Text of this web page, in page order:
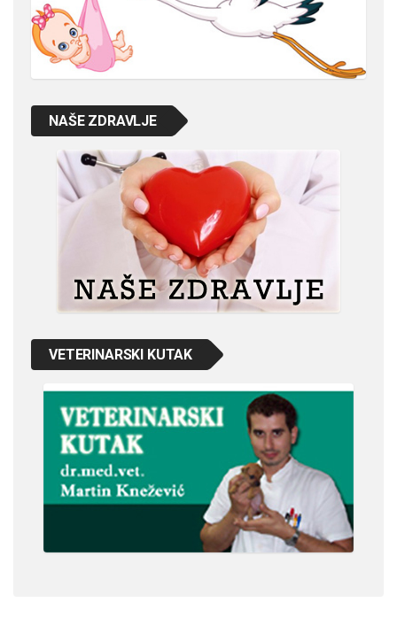
NAŠE ZDRAVLJE
VETERINARSKI KUTAK